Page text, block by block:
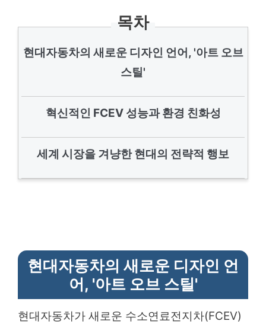
목차
현대자동차의 새로운 디자인 언어, '아트 오브
스틸'
혁신적인 FCEV 성능과 환경 친화성
세계 시장을 겨냥한 현대의 전략적 행보
현대자동차의 새로운 디자인 언
어, '아트 오브 스틸'
현대자동차가 새로운 수소연료전지차(FCEV)